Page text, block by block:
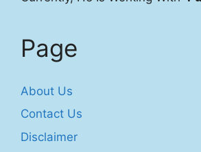
Page
About Us
Contact Us
Disclaimer